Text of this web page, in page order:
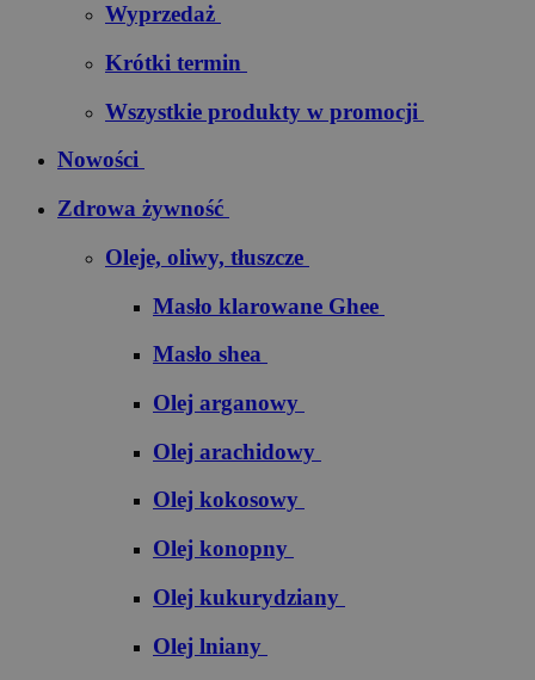
Wyprzedaż
Krótki termin
Wszystkie produkty w promocji
Nowości
Zdrowa żywność
Oleje, oliwy, tłuszcze
Masło klarowane Ghee
Masło shea
Olej arganowy
Olej arachidowy
Olej kokosowy
Olej konopny
Olej kukurydziany
Olej lniany